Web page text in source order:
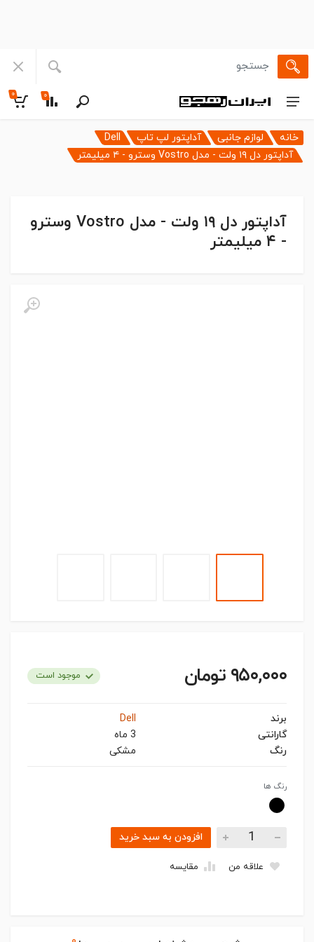
۰ ۰
خانه لوازم جانبی آداپتور لپ تاپ
Dell
آداپتور دل ۱۹ ولت - مدل Vostro وسترو - ۴ میلیمتر
آداپتور دل ۱۹ ولت - مدل Vostro وسترو
- ۴ میلیمتر
۹۵۰,۰۰۰ تومان موجود است
برند
Dell
گارانتی
3 ماه
رنگ
مشکی
رنگ ها
افزودن به سبد خرید
علاقه من مقایسه